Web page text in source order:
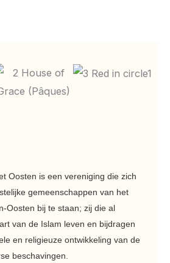
Oosten is een vereniging die zich
gemeenschappen van het
Oosten bij te staan; zij die al
van de Islam leven en bijdragen
en religieuze ontwikkeling van de
beschavingen.